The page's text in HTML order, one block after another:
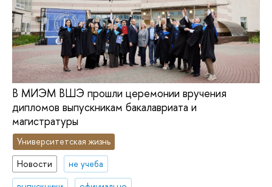
В МИЭМ ВШЭ прошли церемонии вручения
дипломов выпускникам бакалавриата и
магистратуры
Университетская жизнь
Новости
не учеба